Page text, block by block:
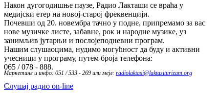
Након дугогодишње паузе, Радио Лакташи се враћа у
медијски етер на новој-старој фреквенцији.
Почевши од 20. новембра тачно у подне, припремамо за вас
нове музичке листе, забавне, рок и народне музике, уз
занимљив јутарњи и послојеподневни програм.
Нашим слушаоцима, нудимо могућност да буду и активни
учесници у програму, путем броја телефона:
065 / 078 - 888.
Маркетинг и инфо: 051 / 533 - 269 или мејл: radiolaktasi@laktasiturizam.org
Слушај радио on-line